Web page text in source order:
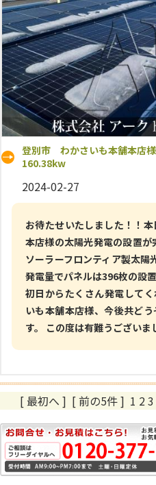
登別市 わかさいも本舗本店
160.38kw
2024-02-27
お待たせいたしました！！
本店様の太陽光発電の設置
ソーラーフロンティア製太
発電量でパネルは396枚の設
初日からたくさん発電して
いも本舗本店様、今後共ど
す。 この度は有難うございま
[ 最初へ ] [ 前の5件 ] 1 2 3